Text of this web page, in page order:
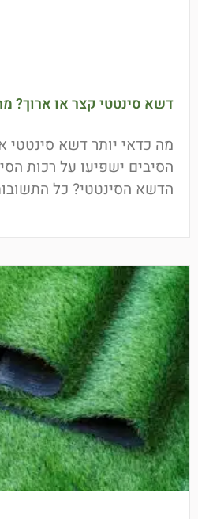
דשא סינטטי קצר או ארוך?
מה כדאי יותר דשא סינטטי
הסיבים ישפיעו על רכות
הדשא הסינטטי? כל